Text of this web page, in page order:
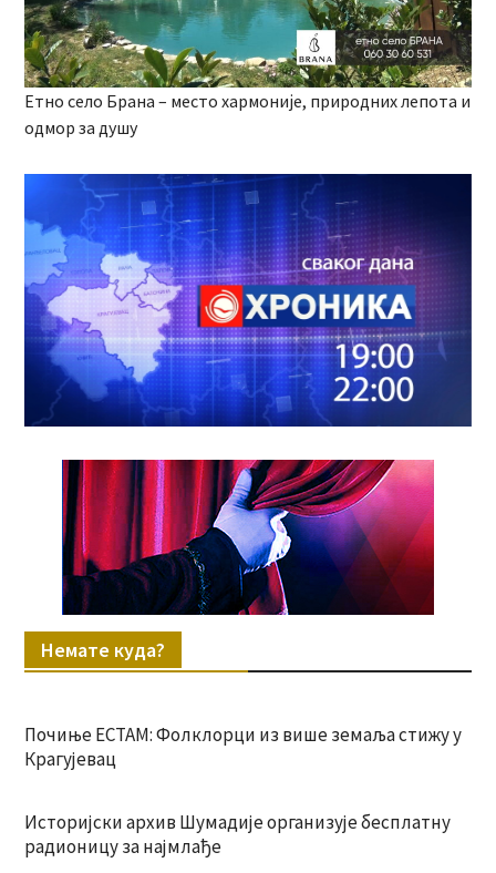
Етно село Брана – место хармоније, природних лепота и
одмор за душу
Немате куда?
Почиње ЕСТАМ: Фолклорци из више земаља стижу у
Крагујевац
Историјски архив Шумадије организује бесплатну
радионицу за најмлађе